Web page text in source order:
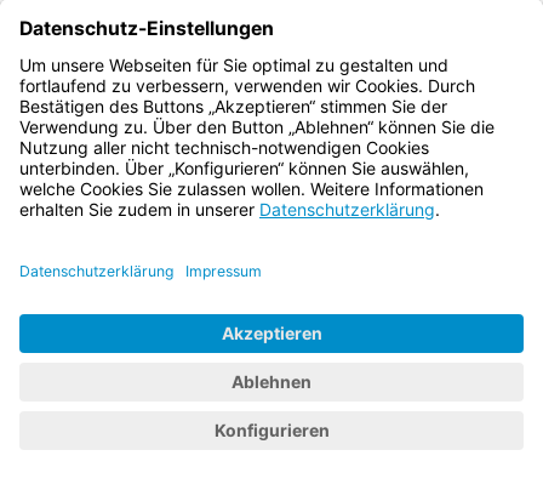
BayernPortal
Datenschutz
Impressum
Barrierefreiheit
Kontakt